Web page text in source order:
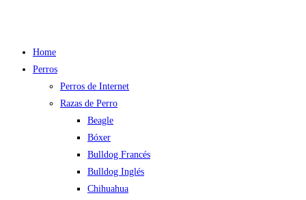
Home
Perros
Perros de Internet
Razas de Perro
Beagle
Bóxer
Bulldog Francés
Bulldog Inglés
Chihuahua